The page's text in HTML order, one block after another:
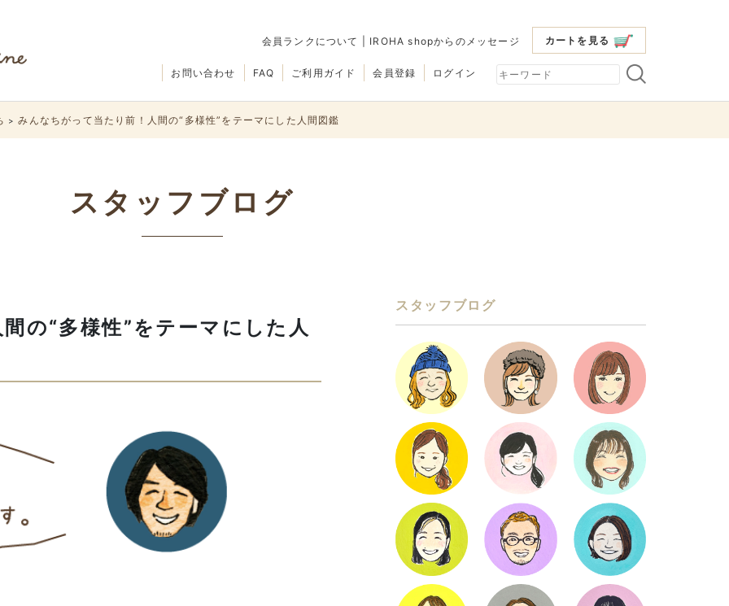
カートを見る
会員ランクについて IROHA shopからのメッセージ
会員登録 ログイン
ご利用ガイド
FAQ
お問い合わせ
>みんなちがって当たり前！人間の“多様性”をテーマにした人間図鑑
スタッフブログ
の“多様性”をテーマにした人
スタッフブログ